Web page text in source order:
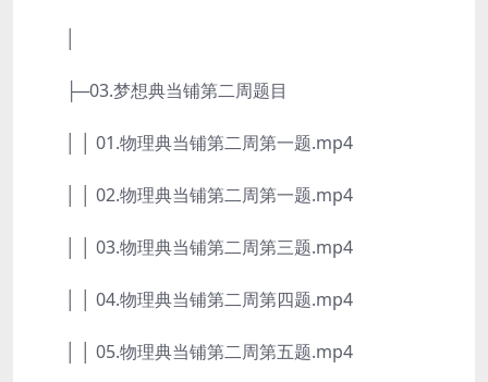
├─03.梦想典当铺第二周题目
│ │ 01.物理典当铺第二周第一题.mp4
│ │ 02.物理典当铺第二周第一题.mp4
│ │ 03.物理典当铺第二周第三题.mp4
│ │ 04.物理典当铺第二周第四题.mp4
│ │ 05.物理典当铺第二周第五题.mp4